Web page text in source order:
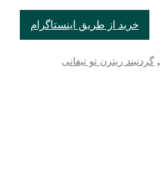
خرید از طریق اینستاگرام
, گردنبند ریترن تو تیفانی